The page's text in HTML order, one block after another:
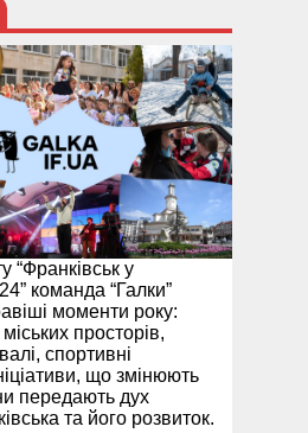
“Франківськ у
команда “Галки”
моменти року:
просторів,
спортивні
що змінюють
передають дух
та його розвиток.